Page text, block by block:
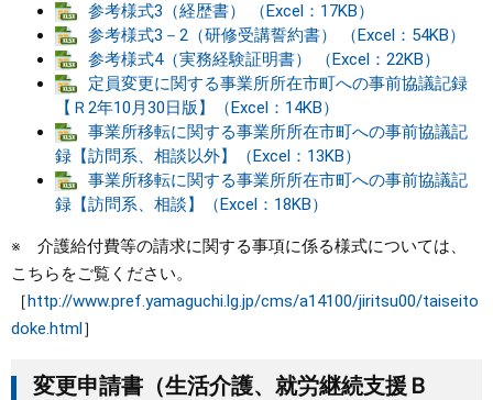
参考様式3（経歴書） （Excel：17KB）
参考様式3－2（研修受講誓約書） （Excel：54KB）
参考様式4（実務経験証明書） （Excel：22KB）
定員変更に関する事業所所在市町への事前協議記録
【Ｒ2年​10月​30日​版】（Excel：14KB）
事業所移転に関する事業所所在市町への事前協議記
録【訪問系、相談以外】（Excel：13KB）
事業所移転に関する事業所所在市町への事前協議記
録【訪問系、相談】（Excel：18KB）
※ 介護給付費等の請求に関する事項に係る様式については、
こちらをご覧ください。
［ http://www.pref.yamaguchi.lg.jp/cms/a14100/jiritsu00/taiseito
doke.html ］
変更申請書（生活介護、就労継続支援Ｂ